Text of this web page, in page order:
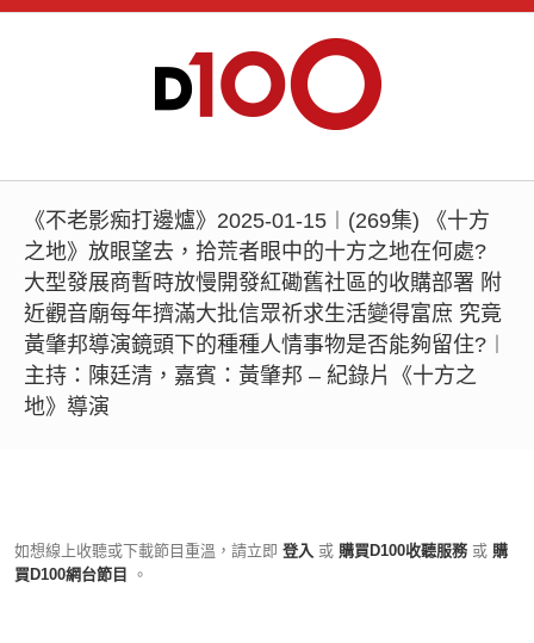
《不老影痴打邊爐》2025-01-15︱(269集) 《十方
之地》放眼望去，拾荒者眼中的十方之地在何處?
大型發展商暫時放慢開發紅磡舊社區的收購部署 附
近觀音廟每年擠滿大批信眾祈求生活變得富庶 究竟
黃肇邦導演鏡頭下的種種人情事物是否能夠留住?︱
主持：陳廷清，嘉賓：黃肇邦 – 紀錄片《十方之
地》導演
如想線上收聽或下載節目重溫，請立即 登入 或 購買D100收聽服務 或 購
買D100網台節目
。